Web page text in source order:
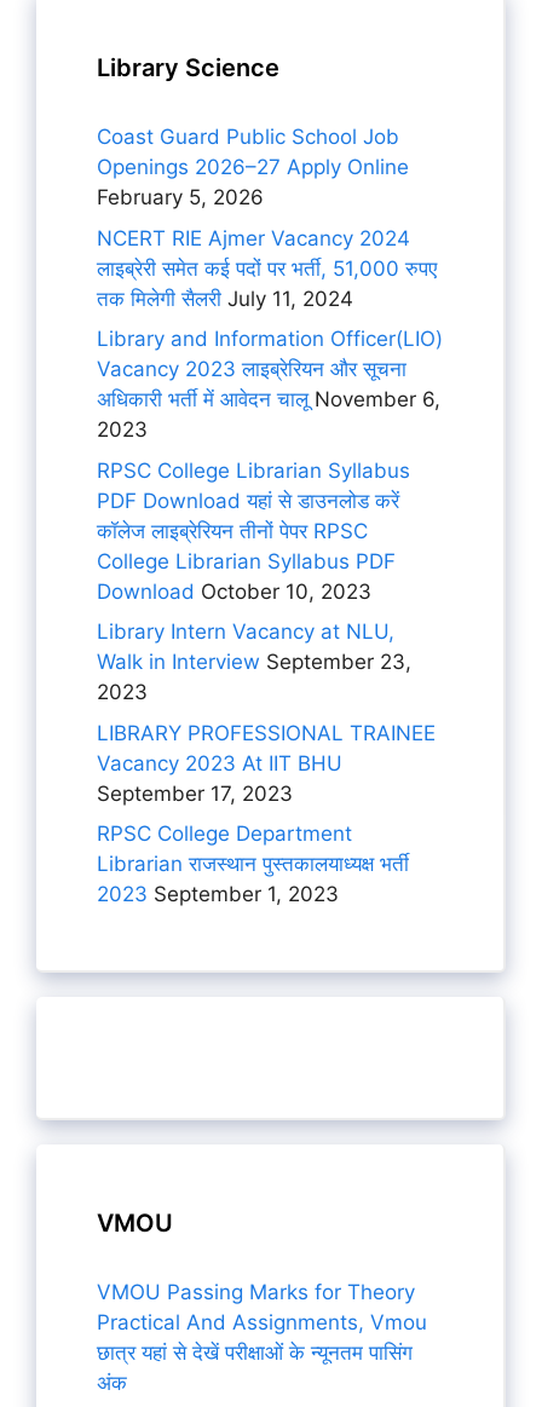
Library Science
Coast Guard Public School Job
Openings 2026–27 Apply Online
February 5, 2026
NCERT RIE Ajmer Vacancy 2024
लाइब्रेरी समेत कई पदों पर भर्ती, 51,000 रुपए
तक मिलेगी सैलरी July 11, 2024
Library and Information Officer(LIO)
Vacancy 2023 लाइब्रेरियन और सूचना
अधिकारी भर्ती में आवेदन चालूNovember 6,
2023
RPSC College Librarian Syllabus
PDF Download यहां से डाउनलोड करें
कॉलेज लाइब्रेरियन तीनों पेपर RPSC
College Librarian Syllabus PDF
Download October 10, 2023
Library Intern Vacancy at NLU,
Walk in Interview September 23,
2023
LIBRARY PROFESSIONAL TRAINEE
Vacancy 2023 At IIT BHU
September 17, 2023
RPSC College Department
Librarian राजस्थान पुस्तकालयाध्यक्ष भर्ती
2023 September 1, 2023
VMOU
VMOU Passing Marks for Theory
Practical And Assignments, Vmou
छात्र यहां से देखें परीक्षाओं के न्यूनतम पासिंग
अंक